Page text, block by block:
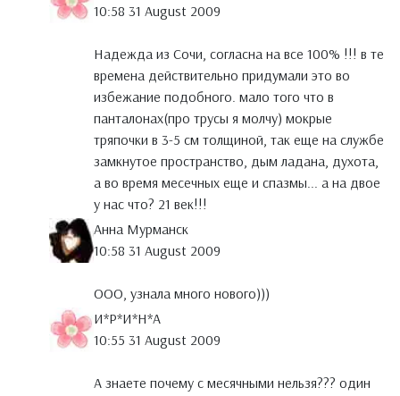
10:58 31 August 2009
Надежда из Сочи, согласна на все 100% !!! в те
времена действительно придумали это во
избежание подобного. мало того что в
панталонах(про трусы я молчу) мокрые
тряпочки в 3-5 см толщиной, так еще на службе
замкнутое пространство, дым ладана, духота,
а во время месечных еще и спазмы... а на двое
у нас что? 21 век!!!
Анна Мурманск
10:58 31 August 2009
ООО, узнала много нового)))
И*Р*И*Н*А
10:55 31 August 2009
А знаете почему с месячными нельзя??? один